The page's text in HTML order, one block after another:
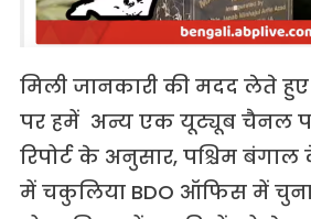
मिली जानकारी की मदद लेते
पर हमें अन्य एक यूट्यूब चैनल पर
रिपोर्ट के अनुसार, पश्चिम बंगाल
में चकुलिया BDO ऑफिस में